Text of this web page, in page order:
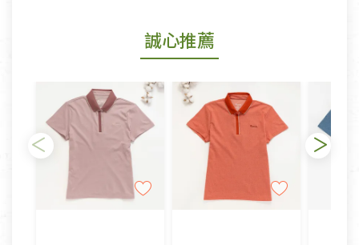
若您購買的商品有下列「不適用七天鑑賞期商品」情
形者，除商品瑕疵以外，恕不接受退換貨.
依消保法之規定提供該商品七天免費鑑賞期(含例假
日)的服務，原則上若商品未經使用或被汙損(除商品
瑕疵)，一般皆可申請退換貨。
不適用七天鑑賞期商品：
以數位或電磁紀錄形式儲存之商品、易於變質或損壞
誠心推薦